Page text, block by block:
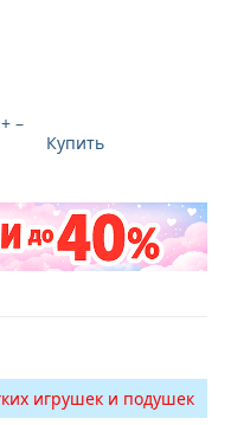
+ –
Купить
игрушек и подушек